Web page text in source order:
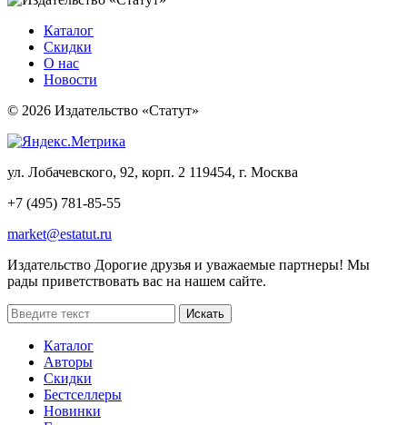
Каталог
Скидки
О нас
Новости
© 2026 Издательство «Статут»
ул. Лобачевского, 92, корп. 2 119454, г. Москва
+7 (495) 781-85-55
market@estatut.ru
Издательство Дорогие друзья и уважаемые партнеры! Мы
рады приветствовать вас на нашем сайте.
Каталог
Авторы
Скидки
Бестселлеры
Новинки